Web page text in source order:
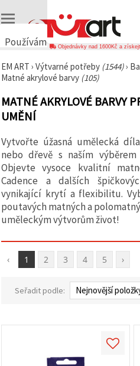
Používáme
🍪
Používáme
podobné
technologie,
abychom
správné
fungování
webu,
zlepšili vaše
prostředí
při jeho
používání a
s vaším
souhlasem
analyzovali
a
zobrazovali
relevantnější
obsah a
to i s
pro
Objednávky nad 1600Kč a
EM ART › Výtvarné potřeby (1544)›
Matné akrylové barvy (105)
MATNÉ AKRYLOVÉ BARVY
UMĚNÍ
Vytvořte úžasná umělecká
nebo dřevě s naším
Objevte vysoce kvalitní
Cadence a dalších
vynikající krytí a flexibilitu.
poutavých matných a
uměleckým výtvorům život!
‹ 1 2 3 4 5 ›
Seřadit podle: